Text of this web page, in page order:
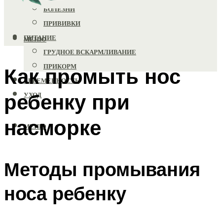
БОЛЕЗНИ
ПРИВИВКИ
ПИТАНИЕ
ГРУДНОЕ ВСКАРМЛИВАНИЕ
ПРИКОРМ
БЕРЕМЕННОСТЬ
УХОД
МЕНЮ
МЕНЮ
Как промыть нос
ребенку при
насморке
Методы промывания
носа ребенку